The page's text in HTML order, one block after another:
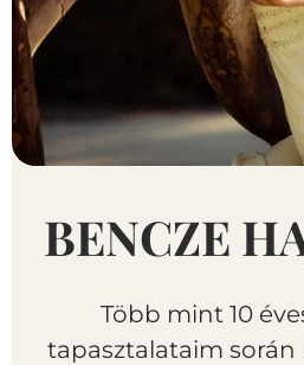
BENCZE
Több mint 10
tapasztalataim